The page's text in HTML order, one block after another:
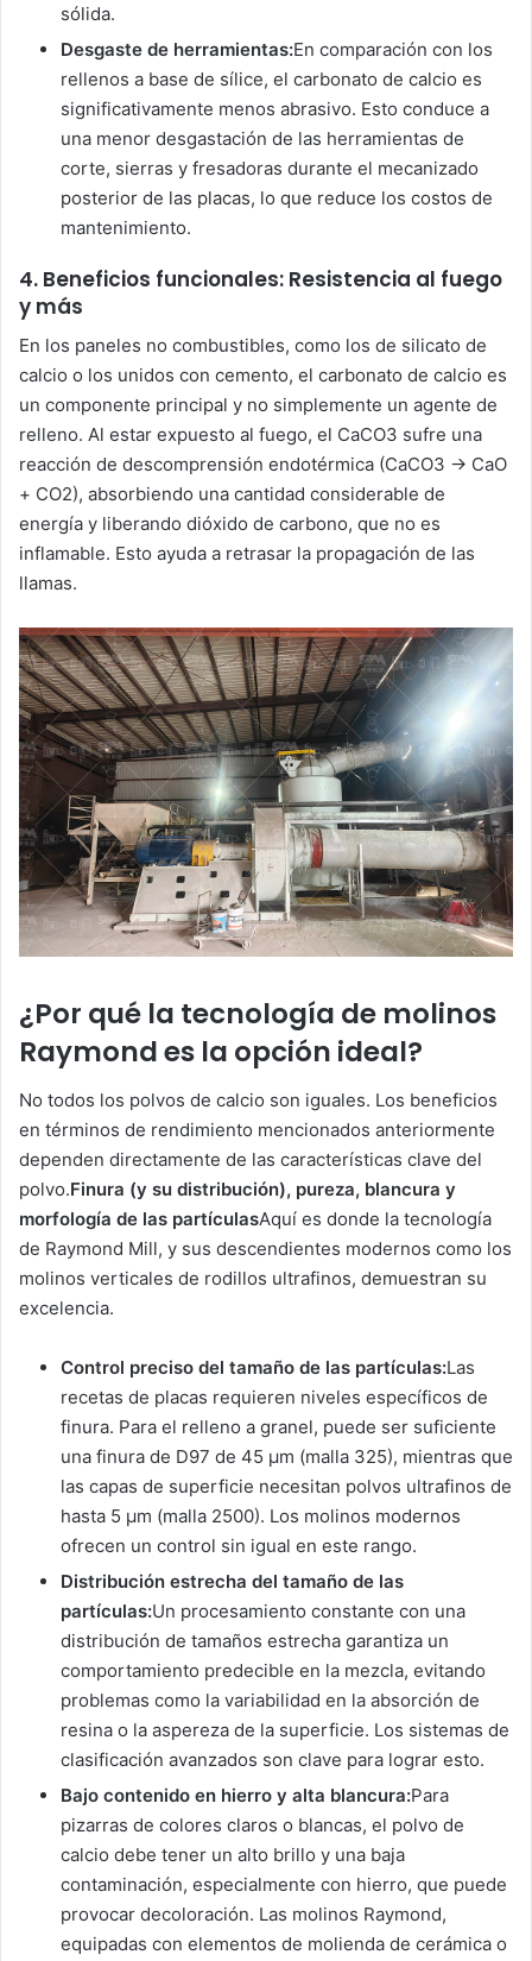
sólida.
Desgaste de herramientas:En comparación con los
rellenos a base de sílice, el carbonato de calcio es
significativamente menos abrasivo. Esto conduce a
una menor desgastación de las herramientas de
corte, sierras y fresadoras durante el mecanizado
posterior de las placas, lo que reduce los costos de
mantenimiento.
4. Beneficios funcionales: Resistencia al fuego
y más
En los paneles no combustibles, como los de silicato de
calcio o los unidos con cemento, el carbonato de calcio es
un componente principal y no simplemente un agente de
relleno. Al estar expuesto al fuego, el CaCO3 sufre una
reacción de descomprensión endotérmica (CaCO3 → CaO
+ CO2), absorbiendo una cantidad considerable de
energía y liberando dióxido de carbono, que no es
inflamable. Esto ayuda a retrasar la propagación de las
llamas.
¿Por qué la tecnología de molinos
Raymond es la opción ideal?
No todos los polvos de calcio son iguales. Los beneficios
en términos de rendimiento mencionados anteriormente
dependen directamente de las características clave del
polvo.Finura (y su distribución), pureza, blancura y
morfología de las partículasAquí es donde la tecnología
de Raymond Mill, y sus descendientes modernos como los
molinos verticales de rodillos ultrafinos, demuestran su
excelencia.
Control preciso del tamaño de las partículas:Las
recetas de placas requieren niveles específicos de
finura. Para el relleno a granel, puede ser suficiente
una finura de D97 de 45 µm (malla 325), mientras que
las capas de superficie necesitan polvos ultrafinos de
hasta 5 µm (malla 2500). Los molinos modernos
ofrecen un control sin igual en este rango.
Distribución estrecha del tamaño de las
partículas:Un procesamiento constante con una
distribución de tamaños estrecha garantiza un
comportamiento predecible en la mezcla, evitando
problemas como la variabilidad en la absorción de
resina o la aspereza de la superficie. Los sistemas de
clasificación avanzados son clave para lograr esto.
Bajo contenido en hierro y alta blancura:Para
pizarras de colores claros o blancas, el polvo de
calcio debe tener un alto brillo y una baja
contaminación, especialmente con hierro, que puede
provocar decoloración. Las molinos Raymond,
equipadas con elementos de molienda de cerámica o